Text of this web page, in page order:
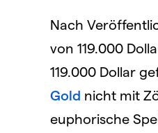
Nach
von 119.000
119.000 Dollar
Gold nicht mit
euphorische